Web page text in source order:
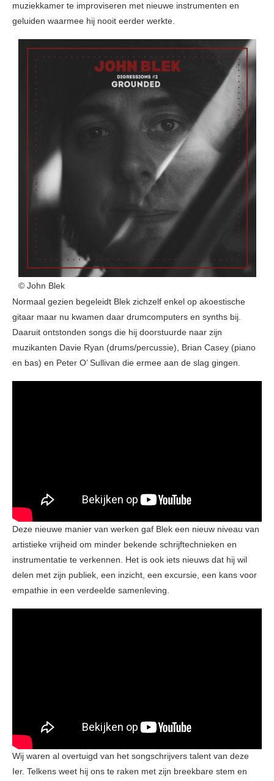
muziekkamer te improviseren met nieuwe instrumenten en
geluiden waarmee hij nooit eerder werkte.
© John Blek
Normaal gezien begeleidt Blek zichzelf enkel op akoestische
gitaar maar nu kwamen daar drumcomputers en synths bij.
Daaruit ontstonden songs die hij doorstuurde naar zijn
muzikanten Davie Ryan (drums/percussie), Brian Casey (piano
en bas) en Peter O’ Sullivan die ermee aan de slag gingen.
Deze nieuwe manier van werken gaf Blek een nieuw niveau van
artistieke vrijheid om minder bekende schrijftechnieken en
instrumentatie te verkennen. Het is ook iets nieuws dat hij wil
delen met zijn publiek, een inzicht, een excursie, een kans voor
empathie in een verdeelde samenleving.
Wij waren al overtuigd van het songschrijvers talent van deze
Ier. Telkens weet hij ons te raken met zijn breekbare stem en